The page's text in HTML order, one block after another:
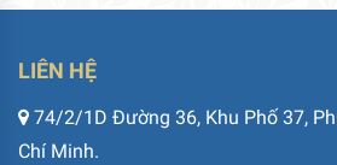
LIÊN HỆ
74/2/1D Đường 36, Khu Phố 37,
Chí Minh.